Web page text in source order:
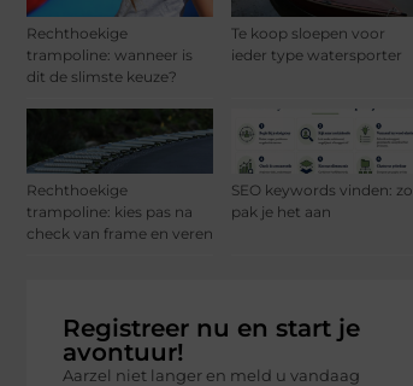
Rechthoekige
trampoline: wanneer is
dit de slimste keuze?
Te koop sloepen voor
ieder type watersporter
Rechthoekige
trampoline: kies pas na
check van frame en veren
SEO keywords vinden: zo
pak je het aan
Registreer nu en start je
avontuur!
Aarzel niet langer en meld u vandaag